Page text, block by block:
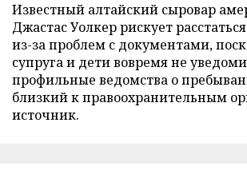
Известный алтайский сыровар
Джастас Уолкер рискует
из-за проблем с документами,
супруга и дети вовремя не
профильные ведомства о
близкий к правоохранительным
источник.